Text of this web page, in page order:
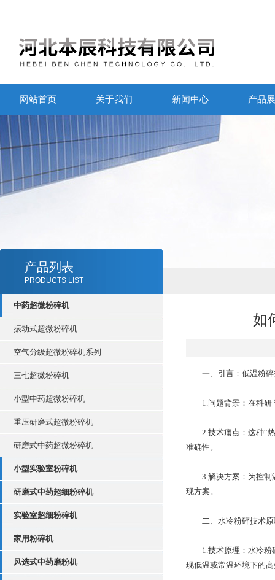
网站首页 关于我们 新闻中心 产品
产品列表
PRODUCTS LIST
中药超微粉碎机
振动式超微粉碎机
空气分级超微粉碎机系列
三七超微粉碎机
小型中药超微粉碎机
重压研磨式超微粉碎机
研磨式中药超微粉碎机
小型实验室粉碎机
研磨式中药超细粉碎机
实验室超细粉碎机
家用粉碎机
风选式中药磨粉机
如
一、引言：低温粉碎
1.问题背景：在科研与
2.技术痛点：这种“热
准确性。
3.解决方案：为控制温
现方案。
二、水冷粉碎技术原
1.技术原理：水冷粉碎
现低温或常温环境下的